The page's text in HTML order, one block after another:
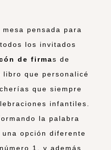
pensada para
los invitados
de firmas de
libro que personalicé
que siempre
infantiles.
la palabra
una opción diferente
1, y además